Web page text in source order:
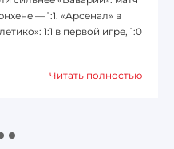
— 1:1. «Арсенал» в
1:1 в первой игре, 1:0
Читать полностью